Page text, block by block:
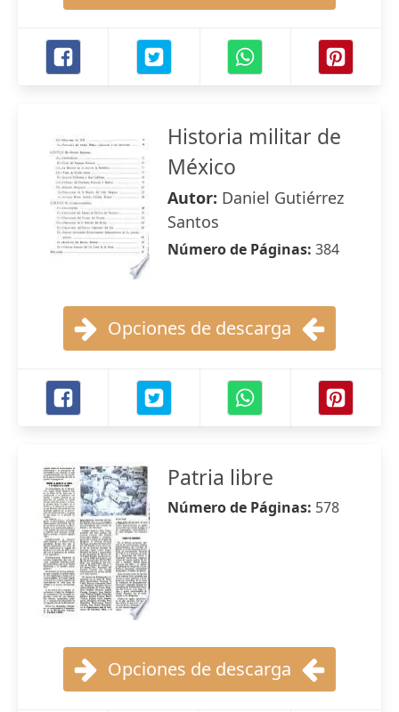
Historia militar de
México
Autor: Daniel Gutiérrez
Santos
Número de Páginas: 384
Opciones de descarga
Patria libre
Número de Páginas: 578
Opciones de descarga